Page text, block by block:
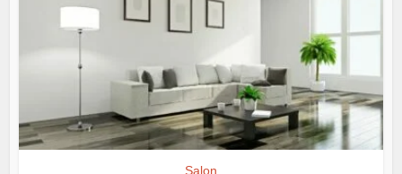
Salon